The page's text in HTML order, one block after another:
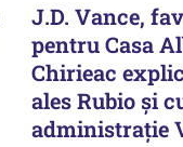
J.D. Vance,
pentru Casa
Chirieac
ales Rubio și
administrație